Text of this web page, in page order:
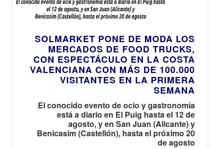
SOLMARKET PONE DE MODA LOS
MERCADOS DE FOOD TRUCKS,
CON ESPECTÁCULO EN LA COSTA
VALENCIANA CON MÁS DE 100.000
VISITANTES EN LA PRIMERA
SEMANA
El conocido evento de ocio y gastronomía
está a diario en El Puig hasta el 12 de
agosto, y en San Juan (Alicante) y
Benicasim (Castellón), hasta el próximo 20
de agosto